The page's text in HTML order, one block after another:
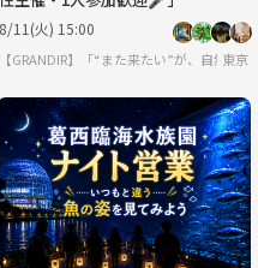
100％｜少人数ゆる交流会
8/11(火) 15:00
【GRANDIR】「“また来たい”が、自然と
東京